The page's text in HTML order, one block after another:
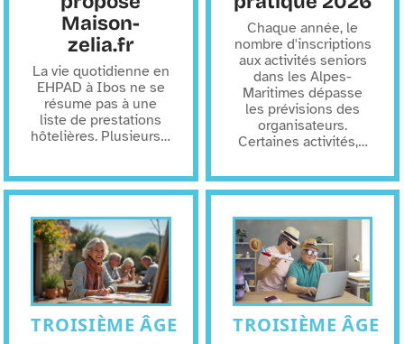
Maison-
zelia.fr
La vie quotidienne en
EHPAD à Ibos ne se
résume pas à une
liste de prestations
hôtelières. Plusieurs…
Chaque année, le
nombre d'inscriptions
aux activités seniors
dans les Alpes-
Maritimes dépasse
les prévisions des
organisateurs.
Certaines activités,…
TROISIÈME ÂGE TROISIÈME ÂGE